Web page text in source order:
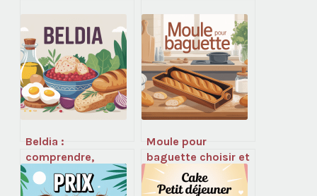
Beldia :
comprendre,
cuisiner et
apprécier la cuisine
Moule pour
baguette choisir et
utiliser pour réussir
des pains maison